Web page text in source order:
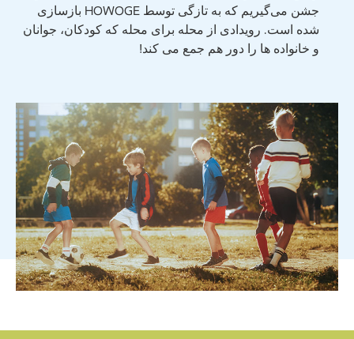
جشن می‌گیریم که به تازگی توسط HOWOGE بازسازی
شده است. رویدادی از محله برای محله که کودکان، جوانان
و خانواده ها را دور هم جمع می کند!